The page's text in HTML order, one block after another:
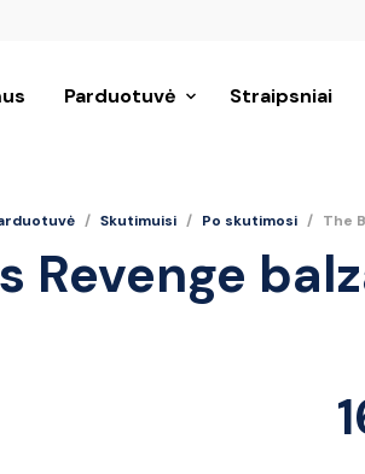
Parduotuvė Straipsniai
/ Skutimuisi / Po skutimosi / The
Revenge